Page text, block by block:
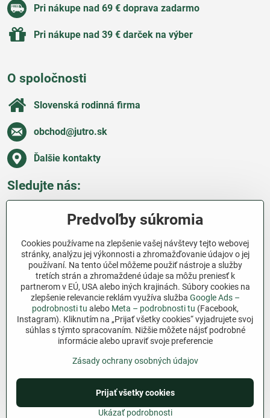
Pri nákupe nad 69 € doprava zadarmo
Pri nákupe nad 39 € darček na výber
O spoločnosti
Slovenská rodinná firma
obchod​@jutro​.sk
Ďalšie kontakty
Sledujte nás:
Všetko o nákupe
Ďakujeme za podporu
Sme slovenský e-shop bez dotácií​. Fungujeme len
vďaka vám – ľuďom, ktorí veria v poctivú prácu a
lásku k pôde​. Každý nákup na Jutro​.sk nám pomáha
pokračovať v tom, čo má zmysel – pomáhať
záhradkárom zadarmo a srdcom​.
©2026Copyright
Predvoľby súkromiaZásady ochrany osobných údajov
Predvoľby súkromia
Cookies používame na zlepšenie vašej návštevy tejto webovej
stránky, analýzu jej výkonnosti a zhromažďovanie údajov o jej
používaní. Na tento účel môžeme použiť nástroje a služby
tretích strán a zhromaždené údaje sa môžu preniesť k
partnerom v EÚ, USA alebo iných krajinách. Súbory cookies na
zlepšenie relevancie reklám využíva služba Google Ads –
podrobnosti tu alebo Meta – podrobnosti tu (Facebook,
Instagram). Kliknutím na „Prijať všetky cookies“ vyjadrujete svoj
súhlas s týmto spracovaním. Nižšie môžete nájsť podrobné
informácie alebo upraviť svoje preferencie
Zásady ochrany osobných údajov
Ukázať podrobnosti
Prijať všetky cookies